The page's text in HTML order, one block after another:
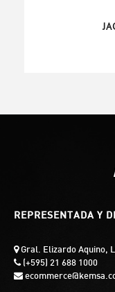
REPRESENTADA Y
Gral. Elizardo Aquino,
(+595) 21 688 1000